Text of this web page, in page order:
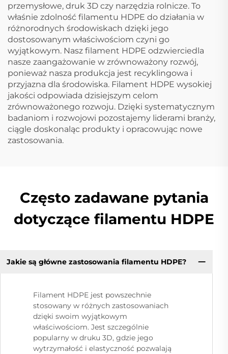
przemysłowe, druk 3D czy narzędzia rolnicze. To
właśnie zdolność filamentu HDPE do działania w
różnorodnych środowiskach dzięki jego
dostosowanym właściwościom czyni go
wyjątkowym. Nasz filament HDPE odzwierciedla
nasze zaangażowanie w zrównoważony rozwój,
ponieważ nasza produkcja jest recyklingowa i
przyjazna dla środowiska. Filament HDPE wysokiej
jakości odpowiada dzisiejszym celom
zrównoważonego rozwoju. Dzięki systematycznym
badaniom i rozwojowi pozostajemy liderami branży,
ciągle doskonaląc produkty i opracowując nowe
zastosowania.
Często zadawane pytania
dotyczące filamentu HDPE
Jakie są główne zastosowania filamentu HDPE?
Filament HDPE jest powszechnie
stosowany w różnych zastosowaniach
dzięki swoim wyjątkowym
właściwościom. Jest szczególnie
popularny w druku 3D, gdzie jego
wytrzymałość i elastyczność pozwalają